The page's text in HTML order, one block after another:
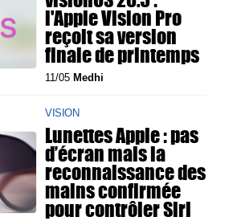
l'Apple Vision Pro
reçoit sa version
finale de printemps
11/05 Medhi
VISION
Lunettes Apple : pas
d’écran mais la
reconnaissance des
mains confirmée
pour contrôler Siri